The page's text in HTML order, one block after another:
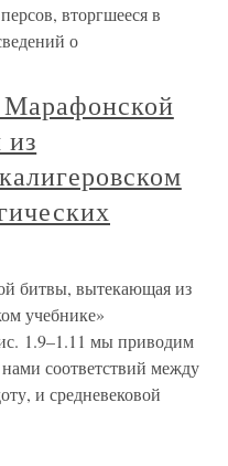
вторгшееся в
о
Марафонской
битвы, вытекающая из
учебнике»
1.9–1.11 мы приводим
соответствий между
и средневековой